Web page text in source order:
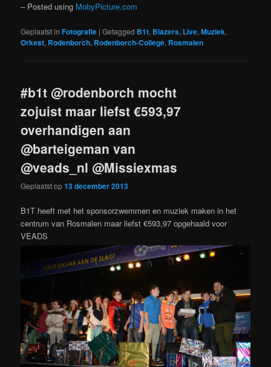
– Posted using MobyPicture.com
Geplaatst in Fotografie |Getagged B1t, Blazers, Live,Muziek,
Orkest, Rodenborch, Rodenborch-College, Rosmalen
#b1t @rodenborch mocht
zojuist maar liefst €593,97
overhandigen aan
@barteigeman van
@veads_nl @Missiexmas
Geplaatst op13 december 2013
B1T heeft met het sponsorzwemmen en muziek maken in het
centrum van Rosmalen maar liefst €593,97 opgehaald voor
VEADS